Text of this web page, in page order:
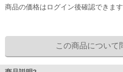
商品の価格はログイン後確認できます